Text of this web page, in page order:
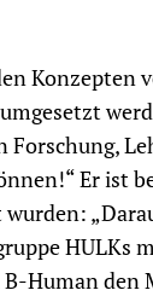
Konzepten
Forschung,
Er ist
HULKs
Human den